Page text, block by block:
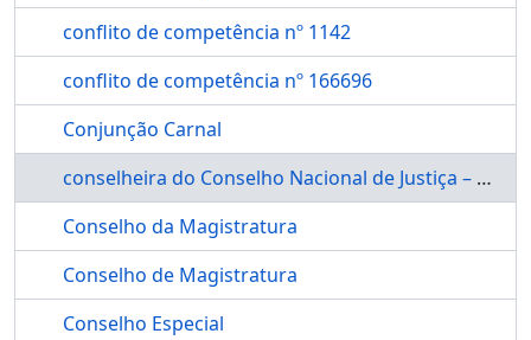
conflito de competência nº 1142
conflito de competência nº 166696
Conjunção Carnal
conselheira do Conselho Nacional de Justiça – CNJ, Maria Tereza Uille
Conselho da Magistratura
Conselho de Magistratura
Conselho Especial